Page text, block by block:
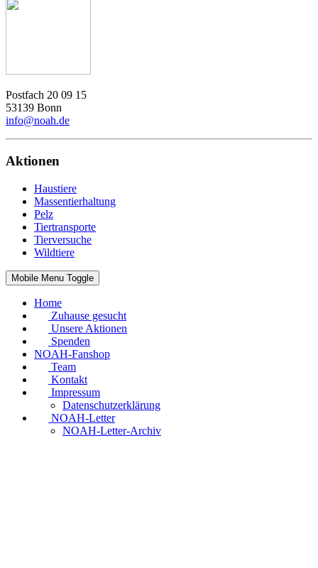
Postfach 20 09 15
53139 Bonn
info@noah.de
Aktionen
Haustiere
Massentierhaltung
Pelz
Tiertransporte
Tierversuche
Wildtiere
Mobile Menu Toggle
Home
Zuhause gesucht
Unsere Aktionen
Spenden
NOAH-Fanshop
Team
Kontakt
Impressum
Datenschutzerklärung
NOAH-Letter
NOAH-Letter-Archiv